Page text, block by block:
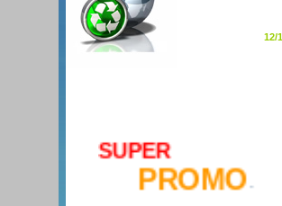
12/
SUPER
PROMO